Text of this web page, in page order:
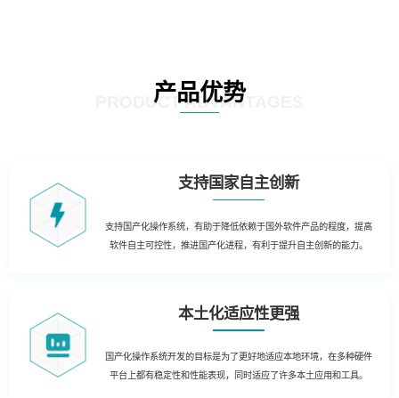
产品优势
PRODUCT ADVANTAGES
支持国家自主创新
支持国产化操作系统，有助于降低依赖于国外软件产品的程度，提高
软件自主可控性，推进国产化进程，有利于提升自主创新的能力。
本土化适应性更强
国产化操作系统开发的目标是为了更好地适应本地环境，在多种硬件
平台上都有稳定性和性能表现，同时适应了许多本土应用和工具。